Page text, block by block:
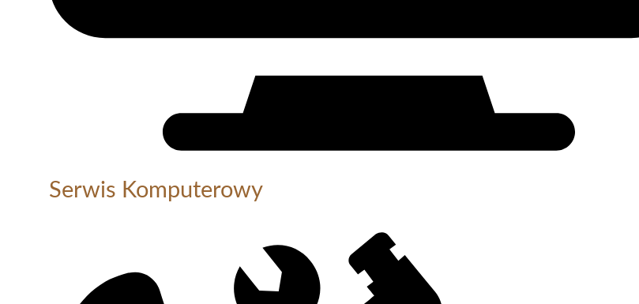
Serwis Komputerowy